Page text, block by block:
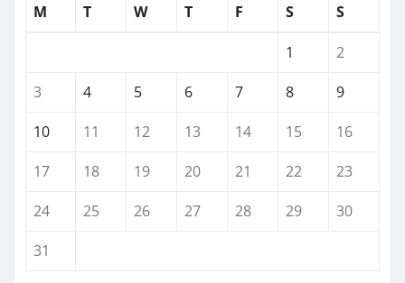
M
T W T F S S
1
2
3
4 5 6 7 8
9
10
11 12 13 14 15
16
17
18 19 20 21 22
23
24
25 26 27 28 29
30
31